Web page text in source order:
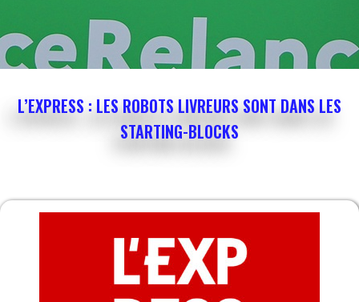
L’EXPRESS : LES ROBOTS LIVREURS SONT DANS LES
STARTING-BLOCKS